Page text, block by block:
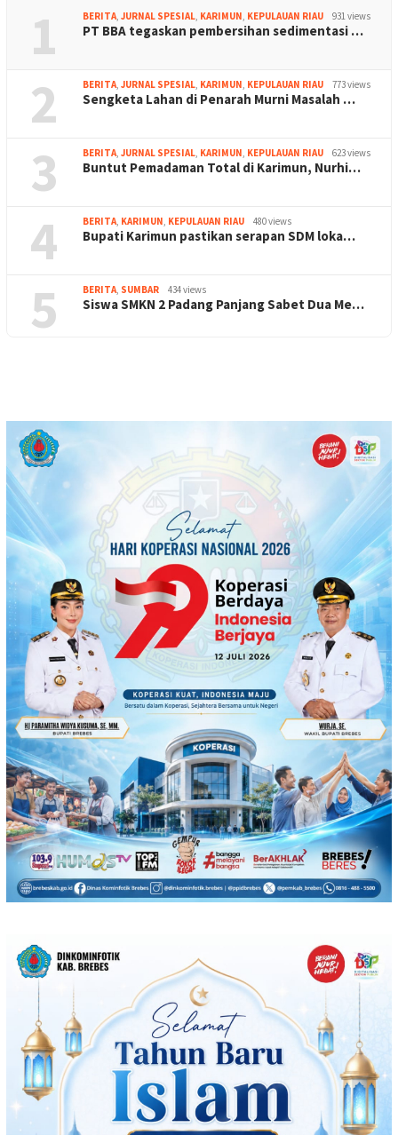
1 BERITA JURNAL SPESIAL KARIMUN KEPULAUAN RIAU 931 views
PT BBA tegaskan pembersihan sedimentasi …
2 BERITA JURNAL SPESIAL KARIMUN KEPULAUAN RIAU 773 views
Sengketa Lahan di Penarah Murni Masalah …
3 BERITA JURNAL SPESIAL KARIMUN KEPULAUAN RIAU 623 views
Buntut Pemadaman Total di Karimun, Nurhi…
4 BERITA KARIMUN KEPULAUAN RIAU 480 views
Bupati Karimun pastikan serapan SDM loka…
5 BERITA SUMBAR 434 views
Siswa SMKN 2 Padang Panjang Sabet Dua Me…